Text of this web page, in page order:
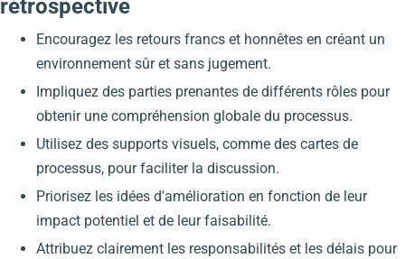
rétrospective
Encouragez les retours francs et honnêtes en créant un
environnement sûr et sans jugement.
Impliquez des parties prenantes de différents rôles pour
obtenir une compréhension globale du processus.
Utilisez des supports visuels, comme des cartes de
processus, pour faciliter la discussion.
Priorisez les idées d'amélioration en fonction de leur
impact potentiel et de leur faisabilité.
Attribuez clairement les responsabilités et les délais pour